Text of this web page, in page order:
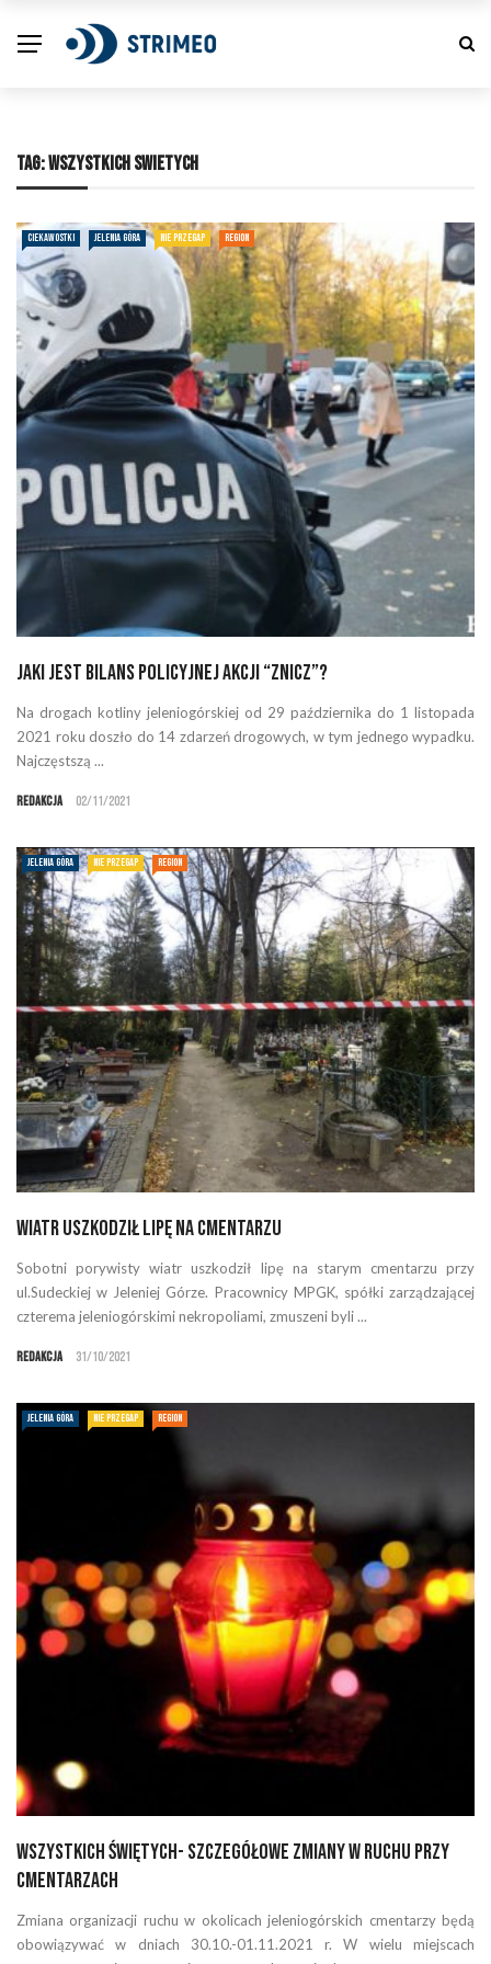
TAG:WSZYSTKICH SWIETYCH
CIEKAWOSTKI JELENIA GÓRA NIE PRZEGAP REGION
Jaki jest bilans policyjnej akcji “Znicz”?
Na drogach kotliny jeleniogórskiej od 29 października do 1 listopada
2021 roku doszło do 14 zdarzeń drogowych, w tym jednego wypadku.
Najczęstszą ...
Redakcja 02/11/2021
JELENIA GÓRA NIE PRZEGAP REGION
Wiatr uszkodził lipę na cmentarzu
Sobotni porywisty wiatr uszkodził lipę na starym cmentarzu przy
ul.Sudeckiej w Jeleniej Górze. Pracownicy MPGK, spółki zarządzającej
czterema jeleniogórskimi nekropoliami, zmuszeni byli ...
Redakcja 31/10/2021
JELENIA GÓRA NIE PRZEGAP REGION
Wszystkich Świętych- szczegółowe zmiany w ruchu przy
cmentarzach
Zmiana organizacji ruchu w okolicach jeleniogórskich cmentarzy będą
obowiązywać w dniach 30.10.-01.11.2021 r. W wielu miejscach